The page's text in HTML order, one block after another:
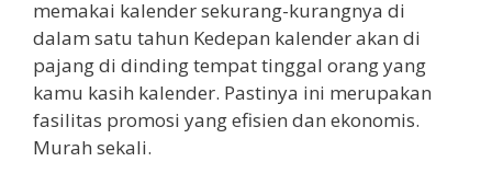
memakai kalender sekurang-kurangnya di
dalam satu tahun Kedepan kalender akan di
pajang di dinding tempat tinggal orang yang
kamu kasih kalender. Pastinya ini merupakan
fasilitas promosi yang efisien dan ekonomis.
Murah sekali.